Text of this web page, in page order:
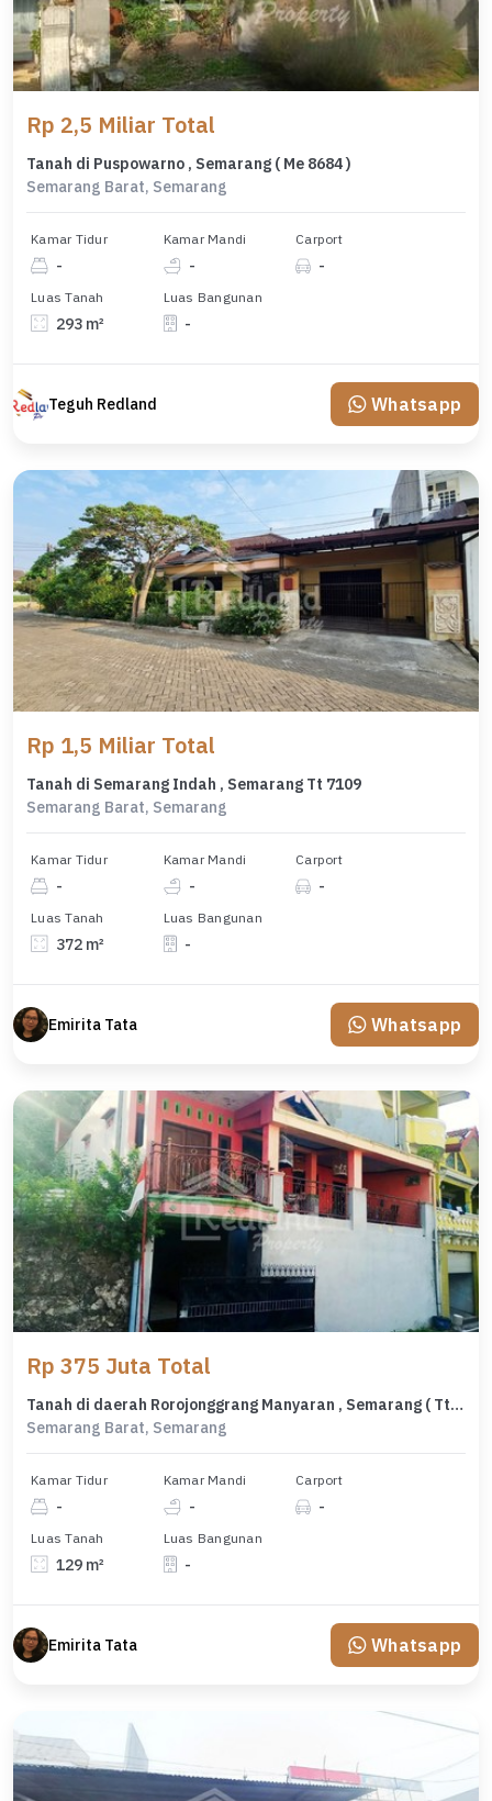
Rp 2,5 Miliar Total
Tanah di Puspowarno , Semarang ( Me 8684 )
Semarang Barat, Semarang
Kamar Tidur
-
Kamar Mandi
-
Carport
-
Luas Tanah
293 m²
Luas Bangunan
-
Teguh Redland Whatsapp
Rp 1,5 Miliar Total
Tanah di Semarang Indah , Semarang Tt 7109
Semarang Barat, Semarang
Kamar Tidur
-
Kamar Mandi
-
Carport
-
Luas Tanah
372 m²
Luas Bangunan
-
Emirita Tata Whatsapp
Rp 375 Juta Total
Tanah di daerah Rorojonggrang Manyaran , Semarang ( Tt 7603 )
Semarang Barat, Semarang
Kamar Tidur
-
Kamar Mandi
-
Carport
-
Luas Tanah
129 m²
Luas Bangunan
-
Emirita Tata Whatsapp